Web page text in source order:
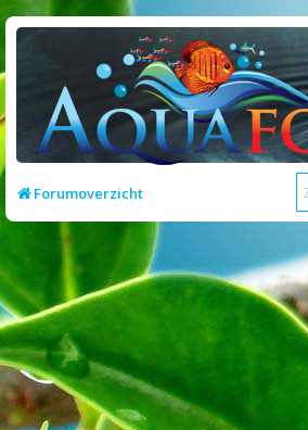
Forumoverzicht